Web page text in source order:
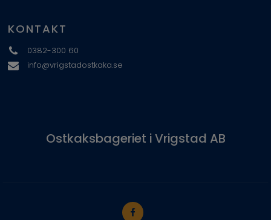
KONTAKT
0382-300 60
info@vrigstadostkaka.se
Ostkaksbageriet i Vrigstad AB